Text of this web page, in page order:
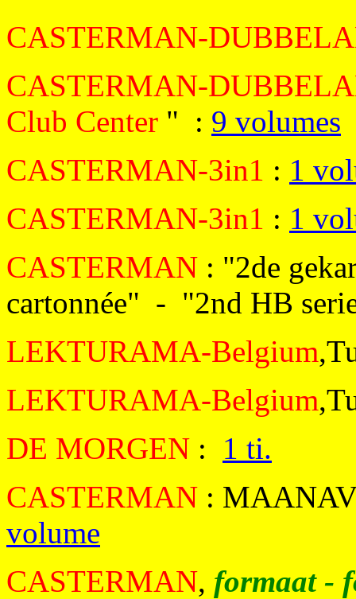
CASTERMAN-
CASTERMAN-
Club Center " : 9 volumes
CASTERMAN-3in1 : 1
CASTERMAN-3in1 : 1
CASTERMAN : "2de
cartonnée" - "2nd HB
LEKTURAMA-Belgium
LEKTURAMA-Belgium
DE MORGEN : 1 ti.
CASTERMAN :
volume
CASTERMAN, formaat -